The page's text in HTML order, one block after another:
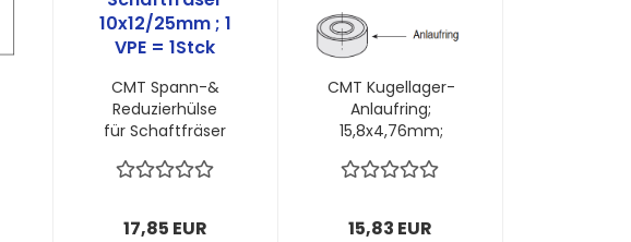
CMT Spann-&
Reduzierhülse
für Schaftfräser
VPE = 1Stck
17,85 EUR
CMT Kugellager-
Anlaufring;
15,8x4,76mm;
VPE = 1 Stück
15,83 EUR